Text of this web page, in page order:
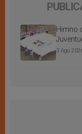
Himno
3 Ago